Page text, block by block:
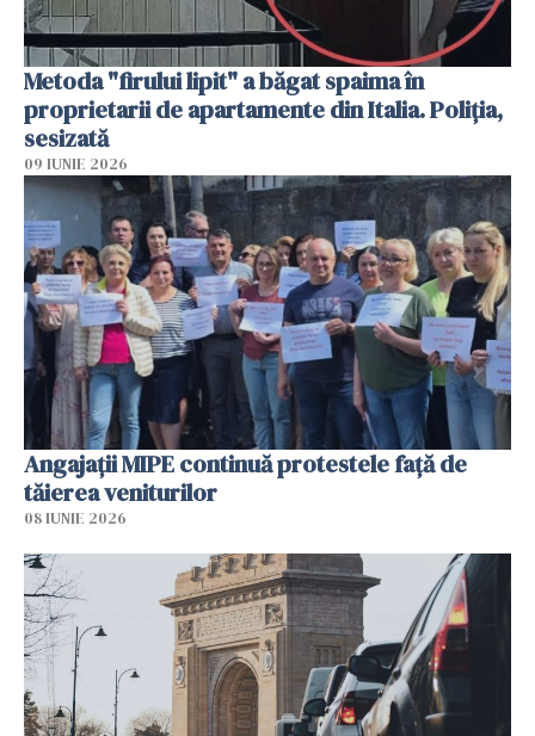
Metoda "firului lipit" a băgat spaima în
proprietarii de apartamente din Italia. Poliția,
sesizată
09 IUNIE 2026
Angajaţii MIPE continuă protestele faţă de
tăierea veniturilor
08 IUNIE 2026